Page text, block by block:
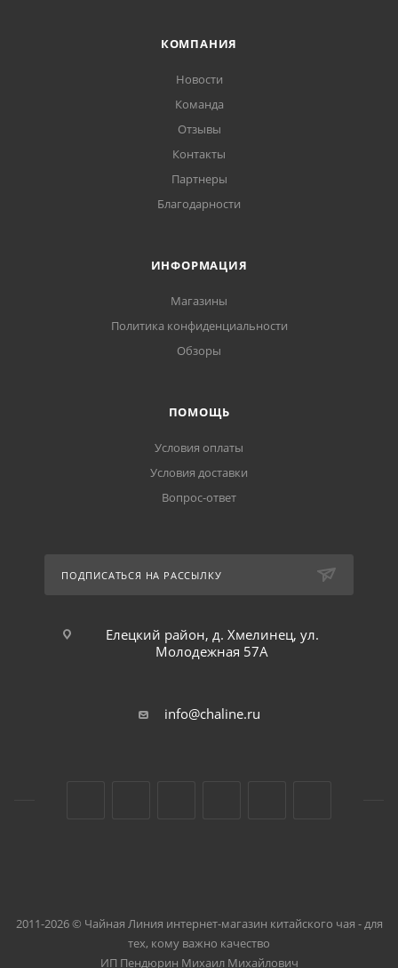
КОМПАНИЯ
Новости
Команда
Отзывы
Контакты
Партнеры
Благодарности
ИНФОРМАЦИЯ
Магазины
Политика конфиденциальности
Обзоры
ПОМОЩЬ
Условия оплаты
Условия доставки
Вопрос-ответ
ПОДПИСАТЬСЯ НА РАССЫЛКУ
Елецкий район, д. Хмелинец, ул.
Молодежная 57А
info@chaline.ru
2011-2026 © Чайная Линия интернет-магазин китайского чая - для
тех, кому важно качество
ИП Пендюрин Михаил Михайлович